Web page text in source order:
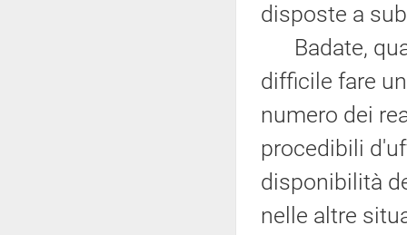
disposte a
Badate,
difficile fare
numero dei
procedibili
disponibilità
nelle altre